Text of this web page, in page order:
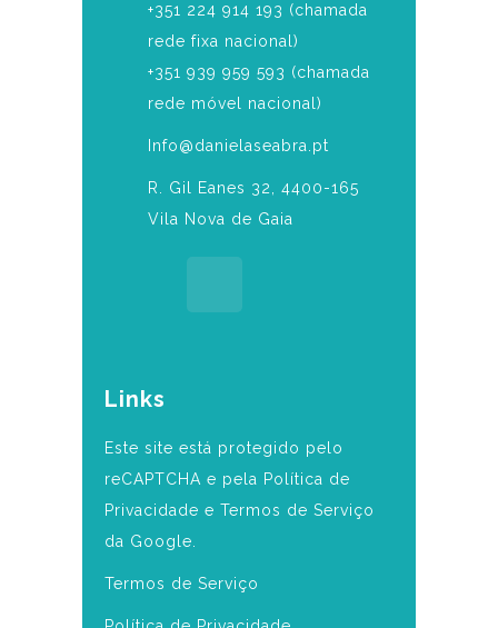
‎+351 224 914 193 (chamada
rede fixa nacional)
+351 939 959 593 (chamada
rede móvel nacional)
Info@danielaseabra.pt
R. Gil Eanes 32, 4400-165
Vila Nova de Gaia
Links
Este site está protegido pelo
reCAPTCHA e pela Política de
Privacidade e Termos de Serviço
da Google.
Termos de Serviço